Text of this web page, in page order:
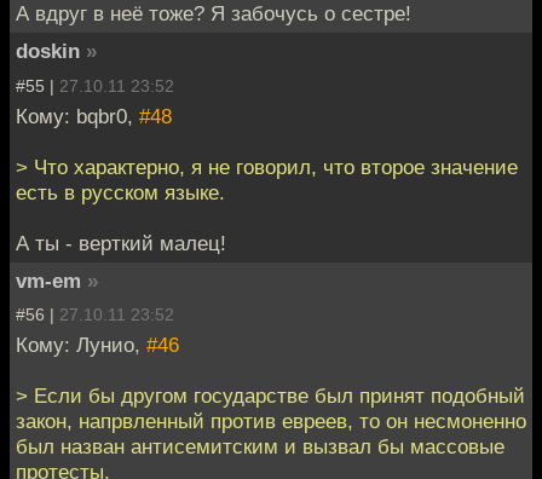
А вдруг в неё тоже? Я забочусь о сестре!
doskin »
#55 | 27.10.11 23:52
Кому: bqbr0, #48
> Что характерно, я не говорил, что второе значение
есть в русском языке.
А ты - верткий малец!
vm-em »
#56 | 27.10.11 23:52
Кому: Лунио, #46
> Если бы другом государстве был принят подобный
закон, напрвленный против евреев, то он несмоненно
был назван антисемитским и вызвал бы массовые
протесты.